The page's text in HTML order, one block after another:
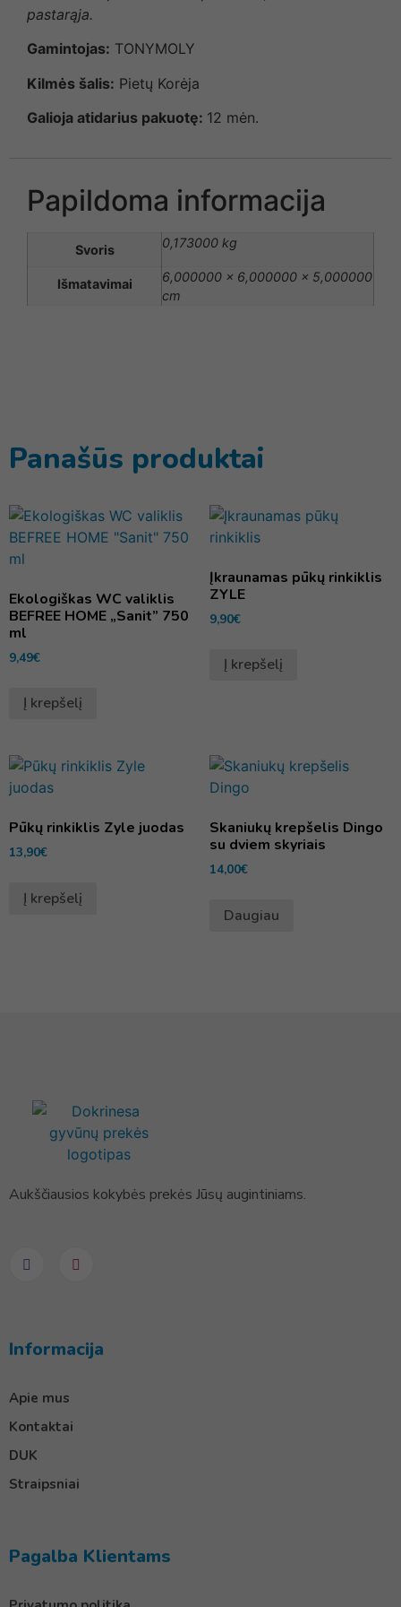
pastarąja.
Gamintojas: TONYMOLY
Kilmės šalis: Pietų Korėja
Galioja atidarius pakuotę: 12 mėn.
Papildoma informacija
Svoris 0,173000 kg
Išmatavimai
6,000000 × 6,000000 × 5,000000
cm
Panašūs produktai
Ekologiškas WC valiklis
BEFREE HOME „Sanit” 750
ml
9,49€
Į krepšelį
Įkraunamas pūkų rinkiklis
ZYLE
9,90€
Į krepšelį
Pūkų rinkiklis Zyle juodas
13,90€
Į krepšelį
Skaniukų krepšelis Dingo
su dviem skyriais
14,00€
Daugiau
Aukščiausios kokybės prekės Jūsų augintiniams.
Informacija
Apie mus
Kontaktai
DUK
Straipsniai
Pagalba Klientams